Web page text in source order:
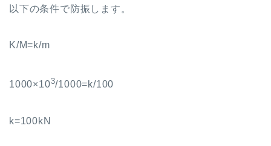
以下の条件で防振します。
K/M=k/m
1000×103/1000=k/100
k=100kN